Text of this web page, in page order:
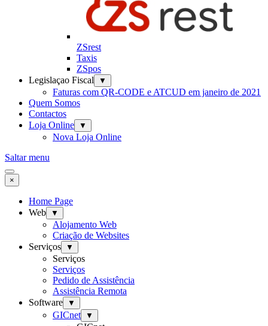
ZSrest
Taxis
ZSpos
Legislaçao Fiscal
▼
Faturas com QR-CODE e ATCUD em janeiro de 2021
Quem Somos
Contactos
Loja Online
▼
Nova Loja Online
Saltar menu
×
Home Page
Web
▼
Alojamento Web
Criação de Websites
Serviços
▼
Serviços
Serviços
Pedido de Assistência
Assistência Remota
Software
▼
GICnet ▼